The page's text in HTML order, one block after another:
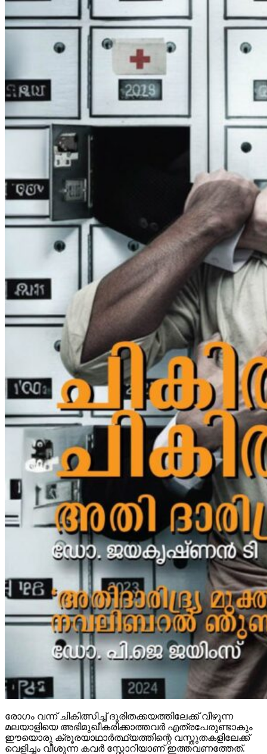
രോഗം വന്ന് ചികിത്സിച്ച് ദുരിതക്കയത്തിലേക്ക് വീഴുന്ന
മലയാളിയെ അഭിമുഖീകരിക്കാത്തവര്‍ എത്രപേരുണ്ടാകും
ഈയൊരു ക്രൂരയാഥാര്‍ത്ഥ്യത്തിന്റെ വസ്തുതകളിലേക്ക്
വെളിച്ചം വീശുന്ന കവര്‍ സ്റ്റോറിയാണ് ഇത്തവണത്തേത്.